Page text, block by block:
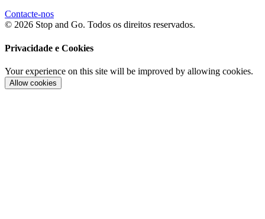
Contacte-nos
© 2026 Stop and Go. Todos os direitos reservados.
Privacidade e Cookies
Your experience on this site will be improved by allowing cookies.
Allow cookies